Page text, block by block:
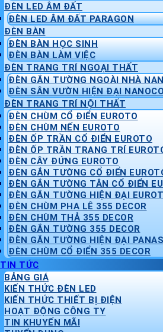
ĐÈN LED ÂM ĐẤT
ĐÈN LED ÂM ĐẤT PARAGON
ĐÈN BÀN
ĐÈN BÀN HỌC SINH
ĐÈN BÀN LÀM VIỆC
ĐÈN TRANG TRÍ NGOẠI THẤT
ĐÈN GẮN TƯỜNG NGOÀI NHÀ
ĐÈN SÂN VƯỜN HIỆN ĐẠI
ĐÈN TRANG TRÍ NỘI THẤT
ĐÈN CHÙM CỔ ĐIỂN EUROTO
ĐÈN CHÙM NẾN EUROTO
ĐÈN ỐP TRẦN CỔ ĐIỂN EUROTO
ĐÈN ỐP TRẦN TRANG TRÍ
ĐÈN CÂY ĐỨNG EUROTO
ĐÈN GẮN TƯỜNG CỔ ĐIỂN
ĐÈN GẮN TƯỜNG TÂN CỔ ĐIỂN
ĐÈN GẮN TƯỜNG HIỆN ĐẠI
ĐÈN CHÙM PHA LÊ 355 DECOR
ĐÈN CHÙM THẢ 355 DECOR
ĐÈN GẮN TƯỜNG 355 DECOR
ĐÈN GẮN TƯỜNG HIỆN ĐẠI
ĐÈN CHÙM CỔ ĐIỂN 355 DECOR
TIN TỨC
BẢNG GIÁ
KIẾN THỨC ĐÈN LED
KIẾN THỨC THIẾT BỊ ĐIỆN
HOẠT ĐỘNG CÔNG TY
TIN KHUYẾN MÃI